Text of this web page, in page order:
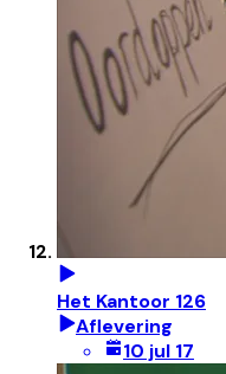
Het Kantoor 126
Aflevering
10 jul 17